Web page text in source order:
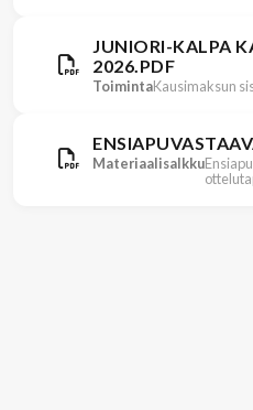
JUNIORI-KALPA
2026.PDF
ToimintaKausimaksun
Materiaalisalkku